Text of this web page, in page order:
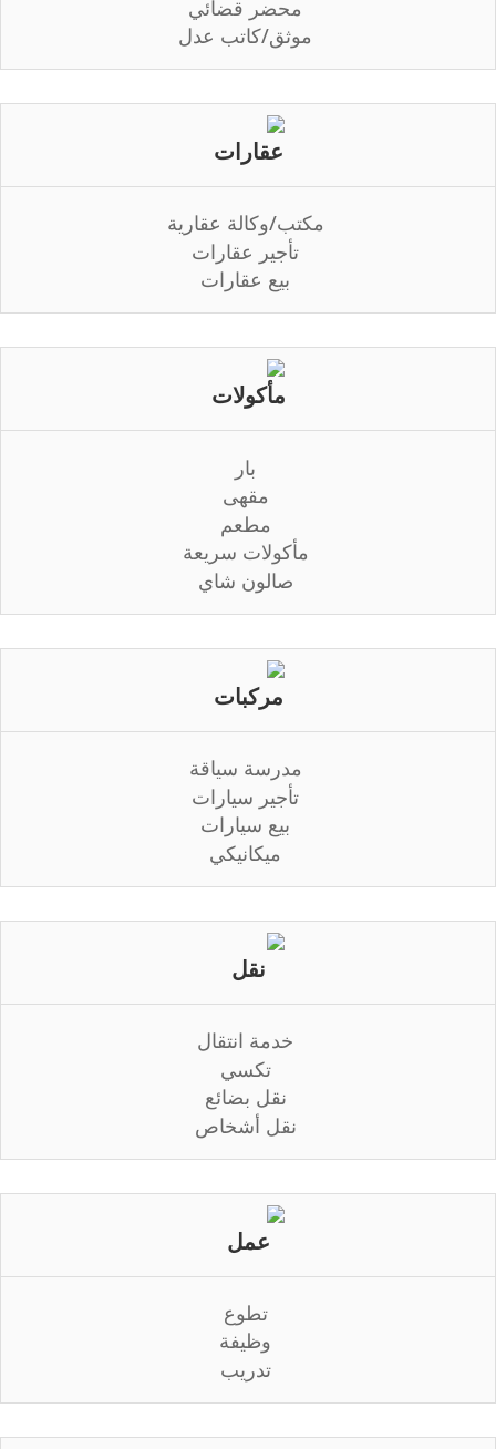
محضر قضائي
موثق/كاتب عدل
عقارات
مكتب/وكالة عقارية
تأجير عقارات
بيع عقارات
مأكولات
بار
مقهى
مطعم
مأكولات سريعة
صالون شاي
مركبات
مدرسة سياقة
تأجير سيارات
بيع سيارات
ميكانيكي
نقل
خدمة انتقال
تكسي
نقل بضائع
نقل أشخاص
عمل
تطوع
وظيفة
تدريب